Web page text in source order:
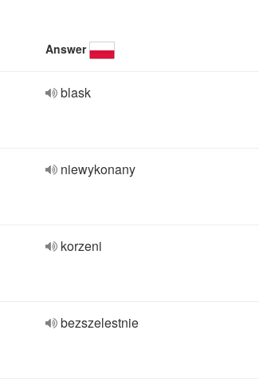
Answer
blask
niewykonany
korzeni
bezszelestnie